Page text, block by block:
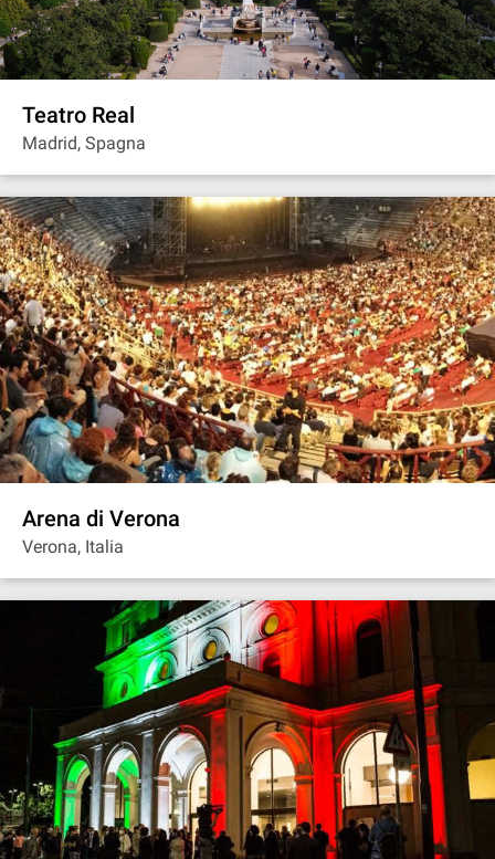
Teatro Real
Madrid, Spagna
Arena di Verona
Verona, Italia